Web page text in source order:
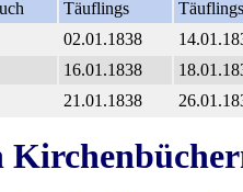
Täuflings
Täuflings
02.01.1838
16.01.1838
21.01.1838